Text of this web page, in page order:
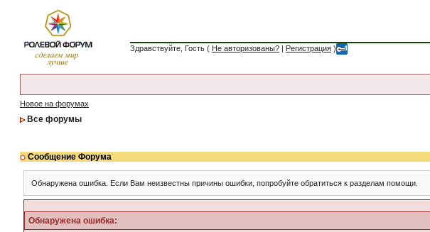
Здравствуйте, Гость ( Не авторизованы? | Регистрация )
Новое на форумах
Все форумы
Сообщение Форума
Обнаружена ошибка. Если Вам неизвестны причины ошибки, попробуйте обратиться к разделам помощи.
Обнаружена ошибка: